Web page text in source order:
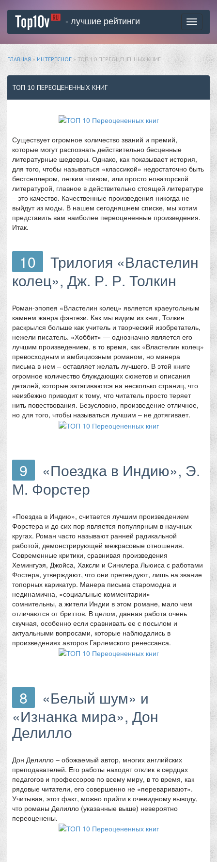
Toggle
- лучшие рейтинги
ГЛАВНАЯ »ИНТЕРЕСНОЕ» ТОП 10 ПЕРЕОЦЕНЕННЫХ КНИГ
ТОП 10 ПЕРЕОЦЕНЕННЫХ КНИГ
Существует огромное количество званий и премий,
которые могут распознать действительно бесценные
литературные шедевры. Однако, как показывает история,
для того, чтобы называться «классикой» недостаточно быть
бестселлером, легким чтивом, или просто новаторской
литературой, главное в действительно стоящей литературе
– это качество. Качественные произведения никогда не
выйдут из моды. В нашем сегодняшнем списке, мы хотим
представить вам наиболее переоцененные произведения.
Итак.
10
Трилогия «Властелин
колец», Дж. Р. Р. Толкин
Роман-эпопея «Властелин колец» является краеугольным
камнем жанра фэнтези. Как мы видим из книг, Толкин
раскрылся больше как учитель и творческий изобретатель,
нежели писатель. «Хоббит» — однозначно является его
лучшим произведением, в то время, как «Властелин колец»
превосходным и амбициозным романом, но манера
письма в нем – оставляет желать лучшего. В этой книге
огромное количество блуждающих сюжетов и описания
деталей, которые затягиваются на несколько страниц, что
неизбежно приводит к тому, что читатель просто теряет
нить повествования. Безусловно, произведение отличное,
но для того, чтобы называться лучшим – не дотягивает.
9
«Поездка в Индию», Э.
М. Форстер
«Поездка в Индию», считается лучшим произведением
Форстера и до сих пор является популярным в научных
кругах. Роман часто называют ранней радикальной
работой, демонстрирующей межрасовые отношения.
Современные критики, сравнивая произведения
Хемингуэя, Джойса, Хаксли и Синклера Льюиса с работами
Фостера, утверждают, что они претендуют, лишь на звание
топорных карикатур. Манера письма старомодна и
нединамична, «социальные комментарии» —
сомнительны, а жители Индии в этом романе, мало чем
отличаются от бриттов. В целом, данная работа очень
скучная, особенно если сравнивать ее с посылом и
актуальными вопросами, которые наблюдались в
произведениях авторов Гарлемского ренессанса.
8
«Белый шум» и
«Изнанка мира», Дон
Делилло
Дон Делилло – обожаемый автор, многих английских
преподавателей. Его работы находят отклик в сердцах
педагогов и профессоров по всему миру, в то время, как
рядовые читатели, его совершенно не «переваривают».
Учитывая, этот факт, можно прийти к очевидному выводу,
что романы Делилло (указанные выше) невероятно
переоценены.